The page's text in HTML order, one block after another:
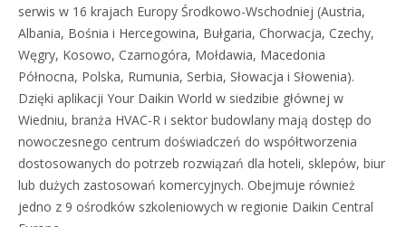
serwis w 16 krajach Europy Środkowo-Wschodniej (Austria,
Albania, Bośnia i Hercegowina, Bułgaria, Chorwacja, Czechy,
Węgry, Kosowo, Czarnogóra, Mołdawia, Macedonia
Północna, Polska, Rumunia, Serbia, Słowacja i Słowenia).
Dzięki aplikacji Your Daikin World w siedzibie głównej w
Wiedniu, branża HVAC-R i sektor budowlany mają dostęp do
nowoczesnego centrum doświadczeń do współtworzenia
dostosowanych do potrzeb rozwiązań dla hoteli, sklepów, biur
lub dużych zastosowań komercyjnych. Obejmuje również
jedno z 9 ośrodków szkoleniowych w regionie Daikin Central